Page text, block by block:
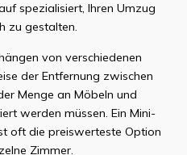
spezialisiert, Ihren Umzug
zu gestalten.
von verschiedenen
der Entfernung zwischen
Menge an Möbeln und
werden müssen. Ein Mini-
oft die preiswerteste Option
Zimmer.